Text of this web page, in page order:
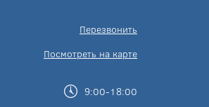
Перезвонить
Посмотреть на карте
9:00-18:00